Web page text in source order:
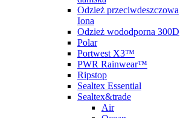
Odzież przeciwdeszczowa
Iona
Odzież wododporna 300D
Polar
Portwest X3™
PWR Rainwear™
Ripstop
Sealtex Essential
Sealtex&trade
Air